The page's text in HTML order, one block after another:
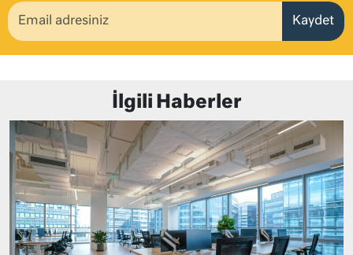
Kaydet
İlgili Haberler